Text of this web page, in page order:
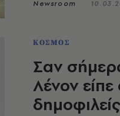
Newsroom
ΚΟΣΜΟΣ
Σαν
Λένον είπε